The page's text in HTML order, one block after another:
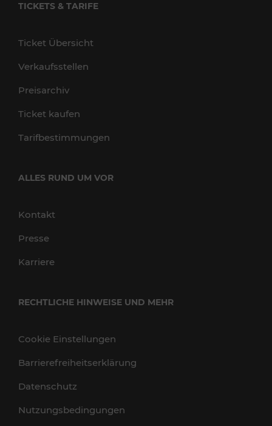
TICKETS & TARIFE
Ticket Übersicht
Verkaufsstellen
Preisarchiv
Ticket kaufen
Tarifbestimmungen
ALLES RUND UM VOR
Kontakt
Presse
Karriere
RECHTLICHE HINWEISE UND MEHR
Cookie Einstellungen
Barrierefreiheitserklärung
Datenschutz
Nutzungsbedingungen